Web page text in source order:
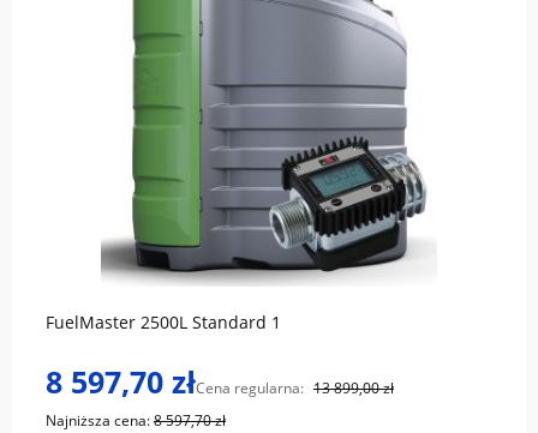
FuelMaster 2500L Standard 1
8 597,70 złCena regularna: 13 899,00 zł
Najniższa cena:8 597,70 zł
do koszyka